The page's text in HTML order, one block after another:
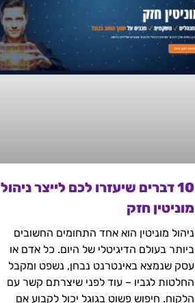
10 דברים שיעזרו לכם לייצר ניהול
מוניטין חזק
ניהול מוניטין הוא אחד התחומים החשובים
ביותר בעולם הדיגיטלי של היום. כל אדם או
עסק שנמצא באינטרנט נבחן, נשפט ומקבל
החלטות לגביו – עוד לפני שיצרתם קשר עם
הלקוח. חיפוש פשוט בגוגל יכול לקבוע אם